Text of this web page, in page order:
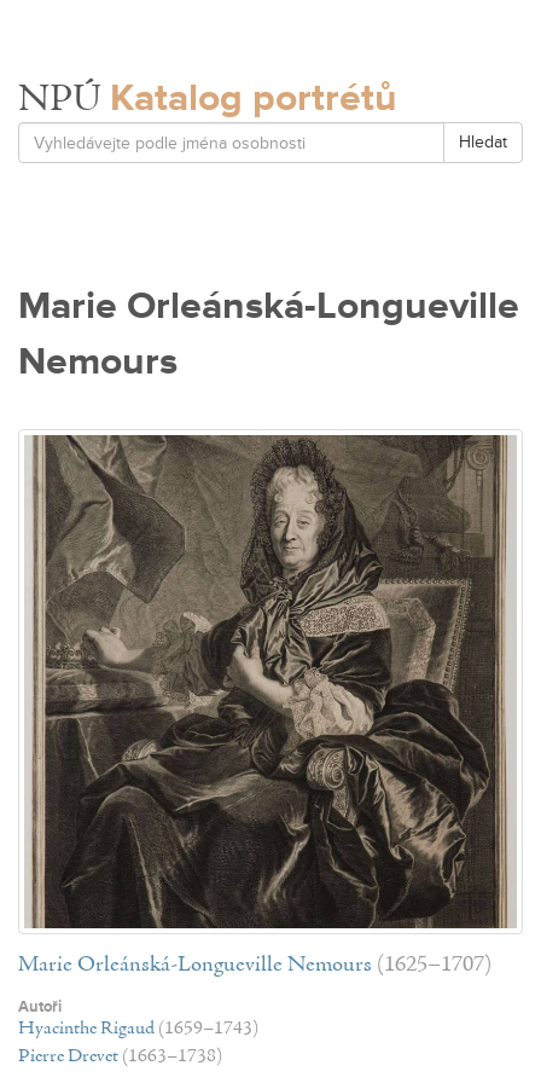
NPÚ Katalog portrétů
Hledat
Marie Orleánská-Longueville
Nemours
Marie Orleánská-Longueville Nemours (1625–1707)
Autoři
Hyacinthe Rigaud (1659–1743)
Pierre Drevet (1663–1738)